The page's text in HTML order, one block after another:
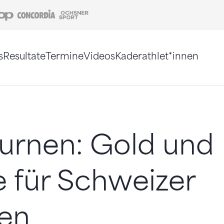
Coop Concordia
ResultateTermineVideosKaderathlet*innen
Gold und
für Schweizer